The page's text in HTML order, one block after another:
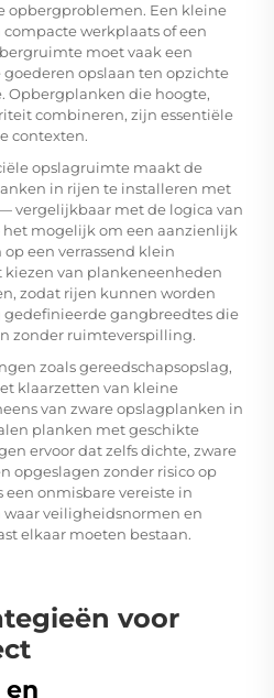
opbergproblemen. Een kleine
werkplaats of een
moet vaak een
opslaan ten opzichte
Opbergplanken die hoogte,
combineren, zijn essentiële
contexten.
opslagruimte maakt de
in rijen te installeren met
vergelijkbaar met de logica van
mogelijk om een aanzienlijk
een verrassend klein
kiezen van plankeneenheden
zodat rijen kunnen worden
gangbreedtes die
zonder ruimteverspilling.
zoals gereedschapsopslag,
klaarzetten van kleine
van zware opslagplanken in
planken met geschikte
ervoor dat zelfs dichte, zware
opgeslagen zonder risico op
onmisbare vereiste in
veiligheidsnormen en
elkaar moeten bestaan.
voor